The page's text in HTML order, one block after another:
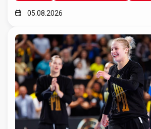
05.08.2026